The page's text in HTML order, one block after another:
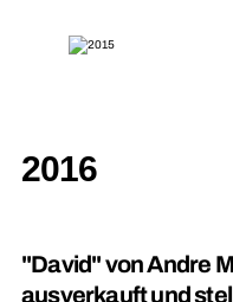
2016
"David" von Andre
ausverkauft und